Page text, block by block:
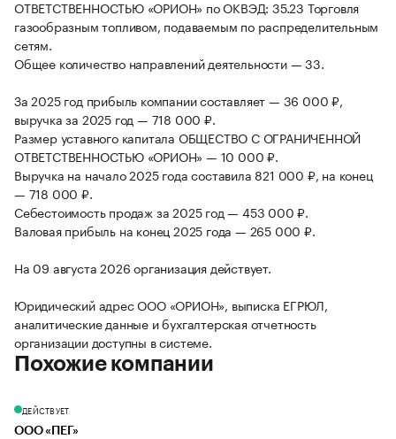
ОТВЕТСТВЕННОСТЬЮ «ОРИОН» по ОКВЭД: 35.23 Торговля
газообразным топливом, подаваемым по распределительным
сетям.
Общее количество направлений деятельности — 33.
За 2025 год прибыль компании составляет — 36 000 ₽,
выручка за 2025 год — 718 000 ₽.
Размер уставного капитала ОБЩЕСТВО С ОГРАНИЧЕННОЙ
ОТВЕТСТВЕННОСТЬЮ «ОРИОН» — 10 000 ₽.
Выручка на начало 2025 года составила 821 000 ₽, на конец
— 718 000 ₽.
Себестоимость продаж за 2025 год — 453 000 ₽.
Валовая прибыль на конец 2025 года — 265 000 ₽.
На 09 августа 2026 организация действует.
Юридический адрес ООО «ОРИОН», выписка ЕГРЮЛ,
аналитические данные и бухгалтерская отчетность
организации доступны в системе.
Похожие компании
ДЕЙСТВУЕТ
ООО «ПЕГ»